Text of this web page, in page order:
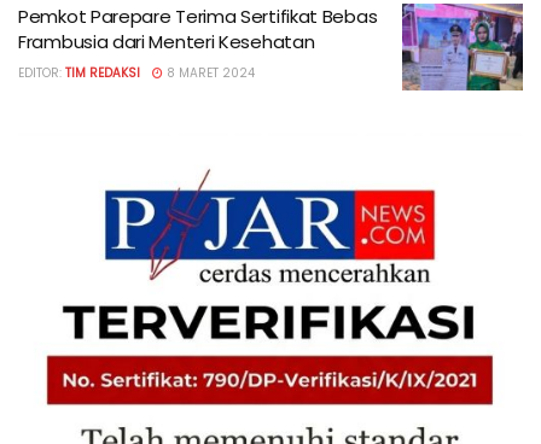
Pemkot Parepare Terima Sertifikat Bebas
Frambusia dari Menteri Kesehatan
EDITOR: TIM REDAKSI 8 MARET 2024